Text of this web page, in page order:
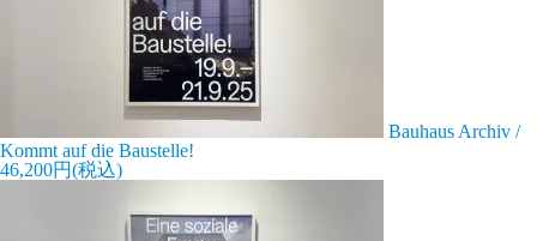
Bauhaus Archiv /
Kommt auf die Baustelle!
46,200円(税込)